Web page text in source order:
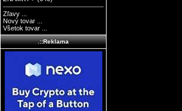
Zľavy ...
Nový tovar ...
Všetok tovar ...
.::Reklama